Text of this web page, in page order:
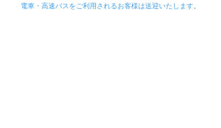
電車・高速バスをご利用されるお客様は送迎いたします。